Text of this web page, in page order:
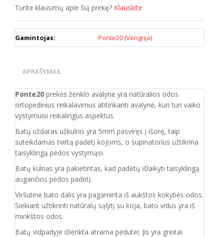
Turite klausimų apie šią prekę? Klauskite
Gamintojas: Ponte20 (Vengrija)
APRAŠYMAS
Ponte20 prekės ženklo avalynė yra natūralios odos
ortopedinius reikalavimus atitinkanti avalynė, kuri turi vaiko
vystymuisi reikalingus aspektus.
Batų uždaras užkulnis yra 5mm pasviręs į išorę, taip
suteikdamas tvirtą padėtį kojoms, o supinatorius užtikrina
taisyklingą pėdos vystymąsi.
Batų kulnas yra pakietintas, kad padėtų išlaikyti taisyklingą
augančios pėdos padėtį.
Viršutinė bato dalis yra pagaminta iš aukštos kokybės odos.
Siekiant užtikrinti natūralų sąlytį su koja, bato vidus yra iš
minkštos odos.
Batų vidpadyje išlenkta atrama pėdutei. Jis yra greitai